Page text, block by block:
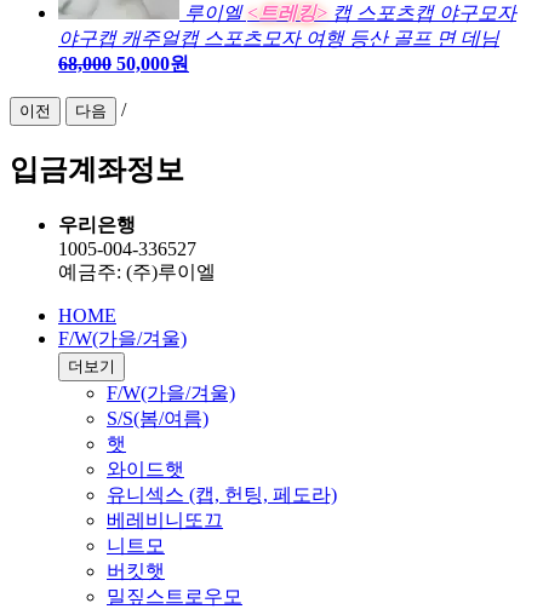
루이엘 <트레킹> 캡 스포츠캡 야구모자
야구캡 캐주얼캡 스포츠모자 여행 등산 골프 면 데님
68,000 50,000원
이전 다음 /
입금계좌정보
우리은행
1005-004-336527
예금주: (주)루이엘
HOME
F/W(가을/겨울)
더보기
F/W(가을/겨울)
S/S(봄/여름)
햇
와이드햇
유니섹스 (캡, 헌팅, 페도라)
베레비니또끄
니트모
버킷햇
밀짚스트로우모